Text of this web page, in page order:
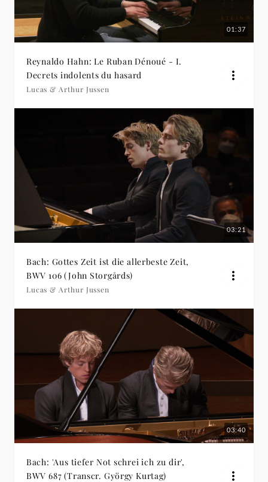
01:37
Reynaldo Hahn: Le Ruban Dénoué - I.
Decrets indolents du hasard
Lucas & Arthur Jussen
03:21
Bach: Gottes Zeit ist die allerbeste Zeit,
BWV 106 (John Storgårds)
Lucas & Arthur Jussen
03:40
Bach: 'Aus tiefer Not schrei ich zu dir',
BWV 687 (Transcr. György Kurtag)